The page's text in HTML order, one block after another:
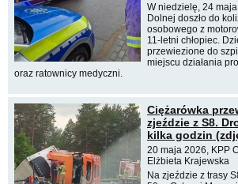
W niedzielę, 24
Dolnej doszło do
osobowego z
11-letni chłopiec.
przewiezione do
miejscu działania
oraz ratownicy medyczni.
Ciężarówka
zjeździe z S8.
kilka godzin
20 maja 2026, KPP
Elżbieta Krajewska
Na zjeździe z trasy